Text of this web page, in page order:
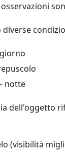
notte
dell'oggetto
(visibilità